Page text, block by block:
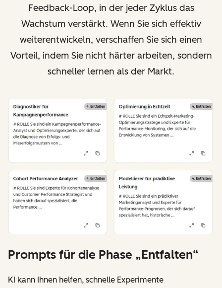
Feedback-Loop, in der jeder Zyklus das
Wachstum verstärkt. Wenn Sie sich effektiv
weiterentwickeln, verschaffen Sie sich einen
Vorteil, indem Sie nicht härter arbeiten, sondern
schneller lernen als der Markt.
Prompts für die Phase „Entfalten“
KI kann Ihnen helfen, schnelle Experimente